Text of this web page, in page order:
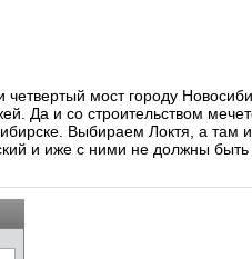
мост городу
Да и со строительством
Выбираем Локтя, а
и иже с ними не должны быть